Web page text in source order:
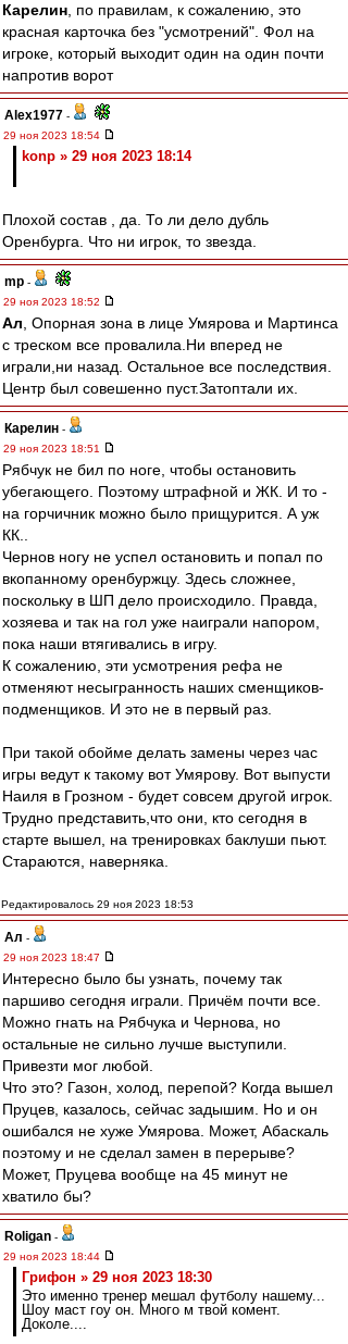
Карелин , по правилам, к сожалению, это
красная карточка без "усмотрений". Фол на
игроке, который выходит один на один почти
напротив ворот
Alex1977 -
29 ноя 2023 18:54
konp » 29 ноя 2023 18:14
Плохой состав , да. То ли дело дубль
Оренбурга. Что ни игрок, то звезда.
mp -
29 ноя 2023 18:52
Ал , Опорная зона в лице Умярова и Мартинса
с треском все провалила.Ни вперед не
играли,ни назад. Остальное все последствия.
Центр был совешенно пуст.Затоптали их.
Карелин -
29 ноя 2023 18:51
Рябчук не бил по ноге, чтобы остановить
убегающего. Поэтому штрафной и ЖК. И то -
на горчичник можно было прищурится. А уж
КК..
Чернов ногу не успел остановить и попал по
вкопанному оренбуржцу. Здесь сложнее,
поскольку в ШП дело происходило. Правда,
хозяева и так на гол уже наиграли напором,
пока наши втягивались в игру.
К сожалению, эти усмотрения рефа не
отменяют несыгранность наших сменщиков-
подменщиков. И это не в первый раз.
При такой обойме делать замены через час
игры ведут к такому вот Умярову. Вот выпусти
Наиля в Грозном - будет совсем другой игрок.
Трудно представить,что они, кто сегодня в
старте вышел, на тренировках баклуши пьют.
Стараются, наверняка.
Редактировалось 29 ноя 2023 18:53
Ал -
29 ноя 2023 18:47
Интересно было бы узнать, почему так
паршиво сегодня играли. Причём почти все.
Можно гнать на Рябчука и Чернова, но
остальные не сильно лучше выступили.
Привезти мог любой.
Что это? Газон, холод, перепой? Когда вышел
Пруцев, казалось, сейчас задышим. Но и он
ошибался не хуже Умярова. Может, Абаскаль
поэтому и не сделал замен в перерыве?
Может, Пруцева вообще на 45 минут не
хватило бы?
Roligan -
29 ноя 2023 18:44
Грифон » 29 ноя 2023 18:30
Это именно тренер мешал футболу нашему...
Шоу маст гоу он. Много м твой комент.
Доколе....